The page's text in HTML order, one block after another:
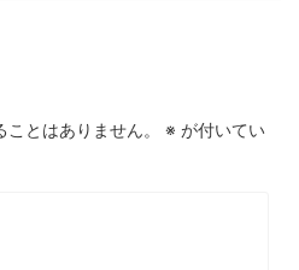
とはありません。 ※ が付いてい